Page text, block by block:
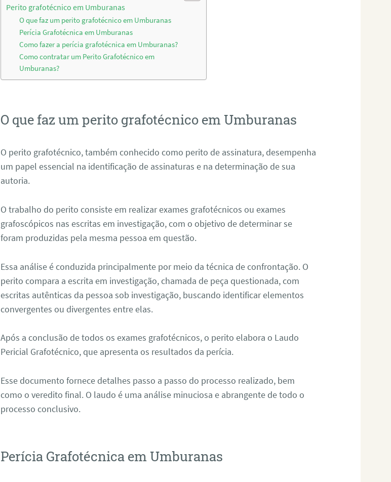
Perito grafotécnico em Umburanas
O que faz um perito grafotécnico em Umburanas
Perícia Grafotécnica em Umburanas
Como fazer a perícia grafotécnica em Umburanas?
Como contratar um Perito Grafotécnico em
Umburanas?
O que faz um perito grafotécnico em Umburanas
O perito grafotécnico, também conhecido como perito de assinatura, desempenha
um papel essencial na identificação de assinaturas e na determinação de sua
autoria.
O trabalho do perito consiste em realizar exames grafotécnicos ou exames
grafoscópicos nas escritas em investigação, com o objetivo de determinar se
foram produzidas pela mesma pessoa em questão.
Essa análise é conduzida principalmente por meio da técnica de confrontação. O
perito compara a escrita em investigação, chamada de peça questionada, com
escritas autênticas da pessoa sob investigação, buscando identificar elementos
convergentes ou divergentes entre elas.
Após a conclusão de todos os exames grafotécnicos, o perito elabora o Laudo
Pericial Grafotécnico, que apresenta os resultados da perícia.
Esse documento fornece detalhes passo a passo do processo realizado, bem
como o veredito final. O laudo é uma análise minuciosa e abrangente de todo o
processo conclusivo.
Perícia Grafotécnica em Umburanas